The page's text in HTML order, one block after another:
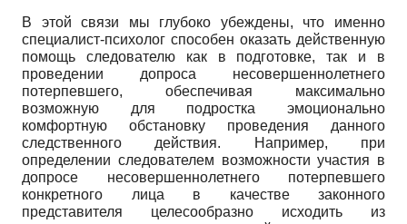
В этой связи мы глубоко убеждены, что именно
специалист-психолог способен оказать действенную
помощь следователю как в подготовке, так и в
проведении допроса несовершеннолетнего
потерпевшего, обеспечивая максимально
возможную для подростка эмоционально
комфортную обстановку проведения данного
следственного действия. Например, при
определении следователем возможности участия в
допросе несовершеннолетнего потерпевшего
конкретного лица в качестве законного
представителя целесообразно исходить из